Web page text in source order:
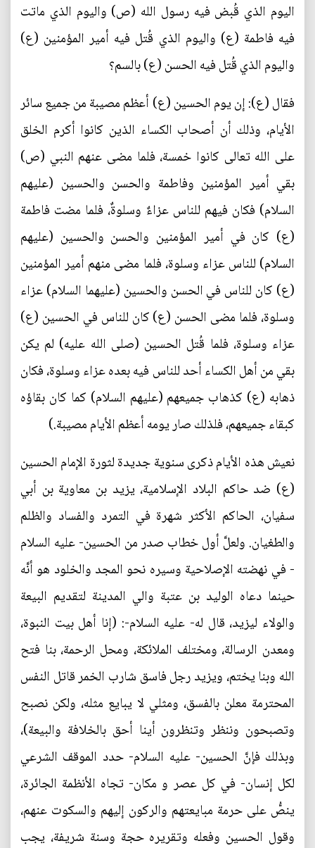
اليوم الذي قُبض فيه رسول الله (ص) واليوم الذي ماتت
فيه فاطمة (ع) واليوم الذي قُتل فيه أمير المؤمنين (ع)
واليوم الذي قُتل فيه الحسن (ع) بالسم؟
فقال (ع): إن يوم الحسين (ع) أعظم مصيبة من جميع سائر
الأيام، وذلك أن أصحاب الكساء الذين كانوا أكرم الخلق
على الله تعالى كانوا خمسة، فلما مضى عنهم النبي (ص)
بقي أمير المؤمنين وفاطمة والحسن والحسين (عليهم
السلام) فكان فيهم للناس عزاءٌ وسلوةٌ، فلما مضت فاطمة
(ع) كان في أمير المؤمنين والحسن والحسين (عليهم
السلام) للناس عزاء وسلوة، فلما مضى منهم أمير المؤمنين
(ع) كان للناس في الحسن والحسين (عليهما السلام) عزاء
وسلوة، فلما مضى الحسن (ع) كان للناس في الحسين (ع)
عزاء وسلوة، فلما قُتل الحسين (صلى الله عليه) لم يكن
بقي من أهل الكساء أحد للناس فيه بعده عزاء وسلوة، فكان
ذهابه (ع) كذهاب جميعهم (عليهم السلام) كما كان بقاؤه
كبقاء جميعهم، فلذلك صار يومه أعظم الأيام مصيبة.)
نعيش هذه الأيام ذكرى سنوية جديدة لثورة الإمام الحسين
(ع) ضد حاكم البلاد الإسلامية، يزيد بن معاوية بن أبي
سفيان، الحاكم الأكثر شهرة في التمرد والفساد والظلم
والطغيان. ولعلَّ أول خطاب صدر من الحسين- عليه السلام
- في نهضته الإصلاحية وسيره نحو المجد والخلود هو أنَّه
حينما دعاه الوليد بن عتبة والي المدينة لتقديم البيعة
والولاء ليزيد، قال له- عليه السلام-: (إنا أهل بيت النبوة،
ومعدن الرسالة، ومختلف الملائكة، ومحل الرحمة، بنا فتح
الله وبنا يختم، ويزيد رجل فاسق شارب الخمر قاتل النفس
المحترمة معلن بالفسق، ومثلي لا يبايع مثله، ولكن نصبح
وتصبحون وننظر وتنظرون أينا أحق بالخلافة والبيعة)،
وبذلك فإنَّ الحسين- عليه السلام- حدد الموقف الشرعي
لكل إنسان- في كل عصر و مكان- تجاه الأنظمة الجائرة،
ينصُّ على حرمة مبايعتهم والركون إليهم والسكوت عنهم،
وقول الحسين وفعله وتقريره حجة وسنة شريفة، يجب